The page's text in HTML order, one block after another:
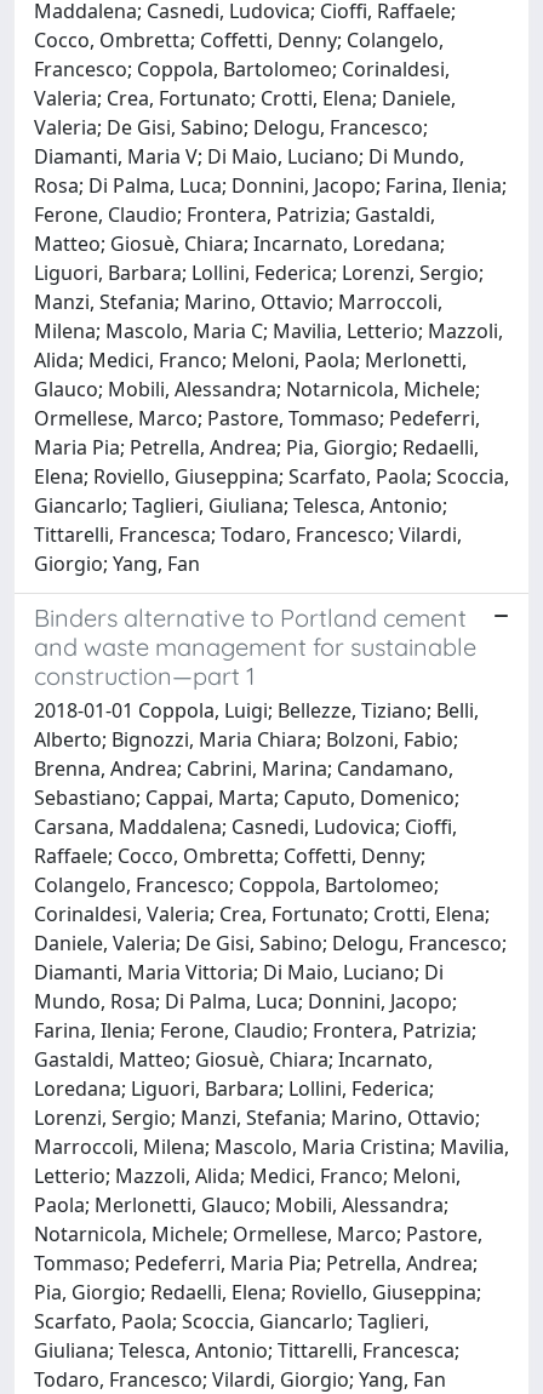
Maddalena; Casnedi, Ludovica; Cioffi, Raffaele;
Cocco, Ombretta; Coffetti, Denny; Colangelo,
Francesco; Coppola, Bartolomeo; Corinaldesi,
Valeria; Crea, Fortunato; Crotti, Elena; Daniele,
Valeria; De Gisi, Sabino; Delogu, Francesco;
Diamanti, Maria V; Di Maio, Luciano; Di Mundo,
Rosa; Di Palma, Luca; Donnini, Jacopo; Farina, Ilenia;
Ferone, Claudio; Frontera, Patrizia; Gastaldi,
Matteo; Giosuè, Chiara; Incarnato, Loredana;
Liguori, Barbara; Lollini, Federica; Lorenzi, Sergio;
Manzi, Stefania; Marino, Ottavio; Marroccoli,
Milena; Mascolo, Maria C; Mavilia, Letterio; Mazzoli,
Alida; Medici, Franco; Meloni, Paola; Merlonetti,
Glauco; Mobili, Alessandra; Notarnicola, Michele;
Ormellese, Marco; Pastore, Tommaso; Pedeferri,
Maria Pia; Petrella, Andrea; Pia, Giorgio; Redaelli,
Elena; Roviello, Giuseppina; Scarfato, Paola; Scoccia,
Giancarlo; Taglieri, Giuliana; Telesca, Antonio;
Tittarelli, Francesca; Todaro, Francesco; Vilardi,
Giorgio; Yang, Fan
Binders alternative to Portland cement
and waste management for sustainable
construction—part 1
2018-01-01 Coppola, Luigi; Bellezze, Tiziano; Belli,
Alberto; Bignozzi, Maria Chiara; Bolzoni, Fabio;
Brenna, Andrea; Cabrini, Marina; Candamano,
Sebastiano; Cappai, Marta; Caputo, Domenico;
Carsana, Maddalena; Casnedi, Ludovica; Cioffi,
Raffaele; Cocco, Ombretta; Coffetti, Denny;
Colangelo, Francesco; Coppola, Bartolomeo;
Corinaldesi, Valeria; Crea, Fortunato; Crotti, Elena;
Daniele, Valeria; De Gisi, Sabino; Delogu, Francesco;
Diamanti, Maria Vittoria; Di Maio, Luciano; Di
Mundo, Rosa; Di Palma, Luca; Donnini, Jacopo;
Farina, Ilenia; Ferone, Claudio; Frontera, Patrizia;
Gastaldi, Matteo; Giosuè, Chiara; Incarnato,
Loredana; Liguori, Barbara; Lollini, Federica;
Lorenzi, Sergio; Manzi, Stefania; Marino, Ottavio;
Marroccoli, Milena; Mascolo, Maria Cristina; Mavilia,
Letterio; Mazzoli, Alida; Medici, Franco; Meloni,
Paola; Merlonetti, Glauco; Mobili, Alessandra;
Notarnicola, Michele; Ormellese, Marco; Pastore,
Tommaso; Pedeferri, Maria Pia; Petrella, Andrea;
Pia, Giorgio; Redaelli, Elena; Roviello, Giuseppina;
Scarfato, Paola; Scoccia, Giancarlo; Taglieri,
Giuliana; Telesca, Antonio; Tittarelli, Francesca;
Todaro, Francesco; Vilardi, Giorgio; Yang, Fan